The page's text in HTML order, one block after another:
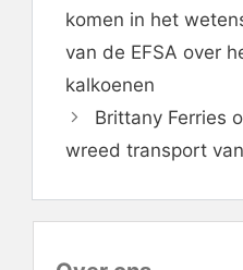
komen in het
van de EFSA over
kalkoenen
Brittany Ferries
wreed transport